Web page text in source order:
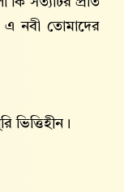
নবী তোমাদের
ভিত্তিহীন।